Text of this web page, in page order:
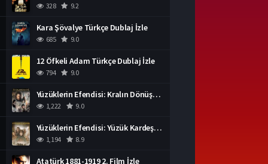
328 9.2
Kara Şövalye Türkçe Dublaj İzle
685 9.0
12 Öfkeli Adam Türkçe Dublaj İzle
794 9.0
Yüzüklerin Efendisi: Kralın Dönüşü İzle
1,222 9.0
Yüzüklerin Efendisi: Yüzük Kardeşliği Türkçe Dublaj İzle
1,194 8.9
Atatürk 1881-1919 2. Film İzle